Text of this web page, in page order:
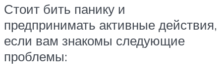
Стоит бить панику и
предпринимать активные действия,
если вам знакомы следующие
проблемы: